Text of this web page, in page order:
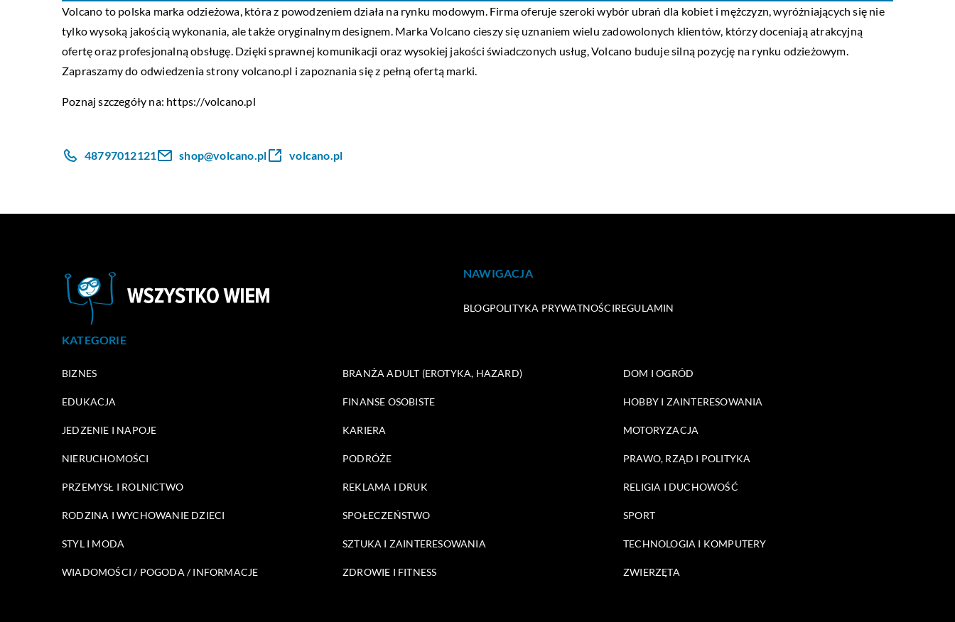
Volcano to polska marka odzieżowa, która z powodzeniem działa na rynku modowym. Firma oferuje szeroki wybór ubrań dla kobiet i mężczyzn, wyróżniających się nie
tylko wysoką jakością wykonania, ale także oryginalnym designem. Marka Volcano cieszy się uznaniem wielu zadowolonych klientów, którzy doceniają atrakcyjną
ofertę oraz profesjonalną obsługę. Dzięki sprawnej komunikacji oraz wysokiej jakości świadczonych usług, Volcano buduje silną pozycję na rynku odzieżowym.
Zapraszamy do odwiedzenia strony volcano.pl i zapoznania się z pełną ofertą marki.
Poznaj szczegóły na: https://volcano.pl
48797012121 shop@volcano.pl volcano.pl
NAWIGACJA
BLOGPOLITYKA PRYWATNOŚCIREGULAMIN
KATEGORIE
BIZNES BRANŻA ADULT (EROTYKA, HAZARD) DOM I OGRÓD
EDUKACJA FINANSE OSOBISTE HOBBY I ZAINTERESOWANIA
JEDZENIE I NAPOJE KARIERA MOTORYZACJA
NIERUCHOMOŚCI PODRÓŻE PRAWO, RZĄD I POLITYKA
PRZEMYSŁ I ROLNICTWO REKLAMA I DRUK RELIGIA I DUCHOWOŚĆ
RODZINA I WYCHOWANIE DZIECI SPOŁECZEŃSTWO SPORT
STYL I MODA SZTUKA I ZAINTERESOWANIA TECHNOLOGIA I KOMPUTERY
WIADOMOŚCI / POGODA / INFORMACJE ZDROWIE I FITNESS ZWIERZĘTA